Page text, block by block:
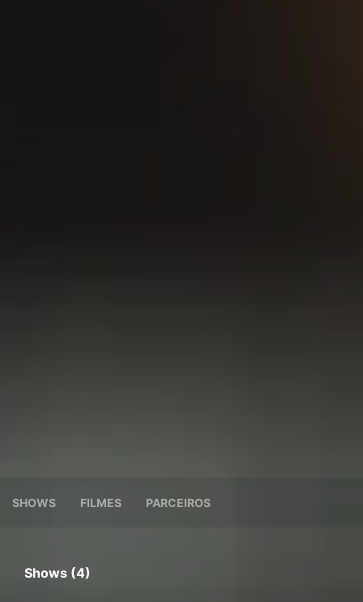
SHOWS FILMES PARCEIROS
Shows (4)